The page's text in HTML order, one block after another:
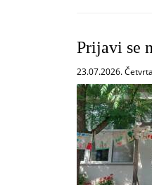
Prijavi se
23.07.2026.